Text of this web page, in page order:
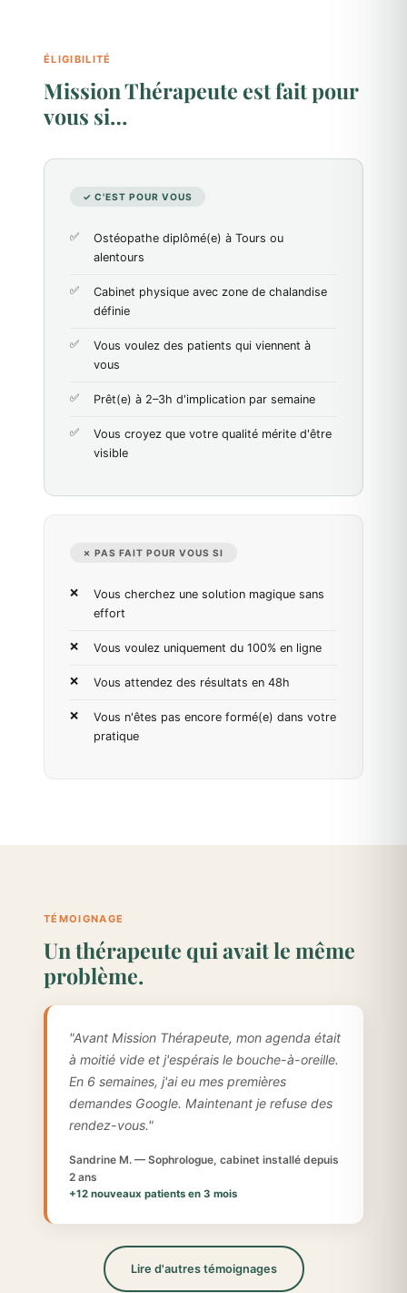
ÉLIGIBILITÉ
Mission Thérapeute est fait pour
vous si…
✓ C'EST POUR VOUS
Ostéopathe diplômé(e) à Tours ou
alentours
Cabinet physique avec zone de chalandise
définie
Vous voulez des patients qui viennent à
vous
Prêt(e) à 2–3h d'implication par semaine
Vous croyez que votre qualité mérite d'être
visible
✗ PAS FAIT POUR VOUS SI
Vous cherchez une solution magique sans
effort
Vous voulez uniquement du 100% en ligne
Vous attendez des résultats en 48h
Vous n'êtes pas encore formé(e) dans votre
pratique
TÉMOIGNAGE
Un thérapeute qui avait le même
problème.
"Avant Mission Thérapeute, mon agenda était
à moitié vide et j'espérais le bouche-à-oreille.
En 6 semaines, j'ai eu mes premières
demandes Google. Maintenant je refuse des
rendez-vous."
Sandrine M. — Sophrologue, cabinet installé depuis
2 ans
+12 nouveaux patients en 3 mois
Lire d'autres témoignages